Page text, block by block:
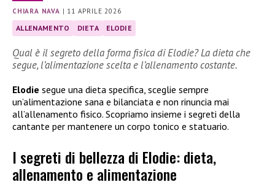
CHIARA NAVA | 11 APRILE 2026
ALLENAMENTO DIETA ELODIE
Qual è il segreto della forma fisica di Elodie? La dieta che
segue, l’alimentazione scelta e l’allenamento costante.
Elodie segue una dieta specifica, sceglie sempre
un’alimentazione sana e bilanciata e non rinuncia mai
all’allenamento fisico. Scopriamo insieme i segreti della
cantante per mantenere un corpo tonico e statuario.
I segreti di bellezza di Elodie: dieta,
allenamento e alimentazione